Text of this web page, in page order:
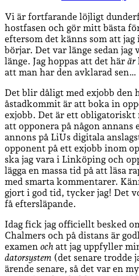
Vi är fortfarande löjligt
hostfasen och gör mitt bästa
eftersom det känns som att
börjar. Det var länge sedan jag
länge. Jag hoppas att det här är
att man har den avklarad sen…
Det blir dåligt med exjobb den
åstadkommit är att boka in
exjobb. Det är ett obligatoriskt
att opponera på någon annans
annons på LiUs digitala
opponent på ett exjobb inom
ska jag vara i Linköping och
lägga en massa tid på att läsa
med smarta kommentarer.
gjort i god tid, tycker jag! Det
få eftersläpande.
Idag fick jag officiellt besked
Chalmers och på distans är
examen och att jag uppfyller
datorsystem (det senare trodde
ärende senare, så det var en